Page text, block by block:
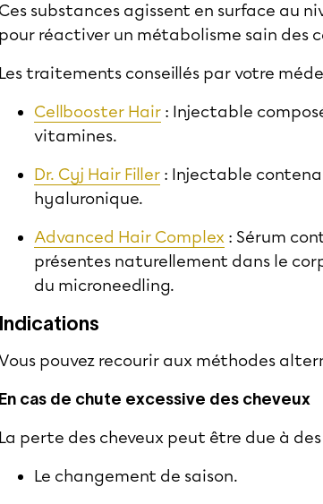
Ces substances agissent en surface au
pour réactiver un métabolisme sain des
Les traitements conseillés par votre
Cellbooster Hair : Injectable
vitamines.
Dr. Cyj Hair Filler : Injectable
hyaluronique.
Advanced Hair Complex : Sérum
présentes naturellement dans le
du microneedling.
Indications
pouvez recourir aux méthodes
En cas de chute excessive des cheveux
La perte des cheveux peut être due à des
Le changement de saison.